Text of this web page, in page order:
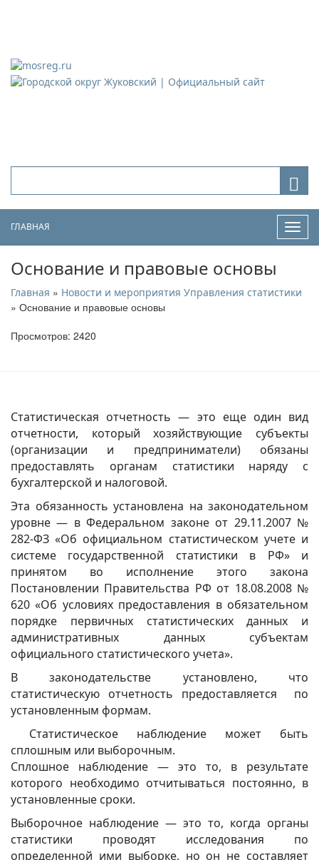
ГЛАВНАЯ
Основание и правовые основы
Главная » Новости и мероприятия Управления статистики
» Основание и правовые основы
Просмотров: 2420
Статистическая отчетность — это еще один вид
отчетности, который хозяйствующие субъекты
(организации и предприниматели) обязаны
предоставлять органам статистики наряду с
бухгалтерской и налоговой.
Эта обязанность установлена на законодательном
уровне — в Федеральном законе от 29.11.2007 №
282-ФЗ «Об официальном статистическом учете и
системе государственной статистики в РФ» и
принятом во исполнение этого закона
Постановлении Правительства РФ от 18.08.2008 №
620 «Об условиях предоставления в обязательном
порядке первичных статистических данных и
административных данных субъектам
официального статистического учета».
В законодательстве установлено, что
статистическую отчетность предоставляется по
установленным формам.
Статистическое наблюдение может быть
сплошным или выборочным.
Сплошное наблюдение — это то, в результате
которого необходимо отчитываться постоянно, в
установленные сроки.
Выборочное наблюдение — это то, когда органы
статистики проводят исследования по
определенной ими выборке, но он не составляет